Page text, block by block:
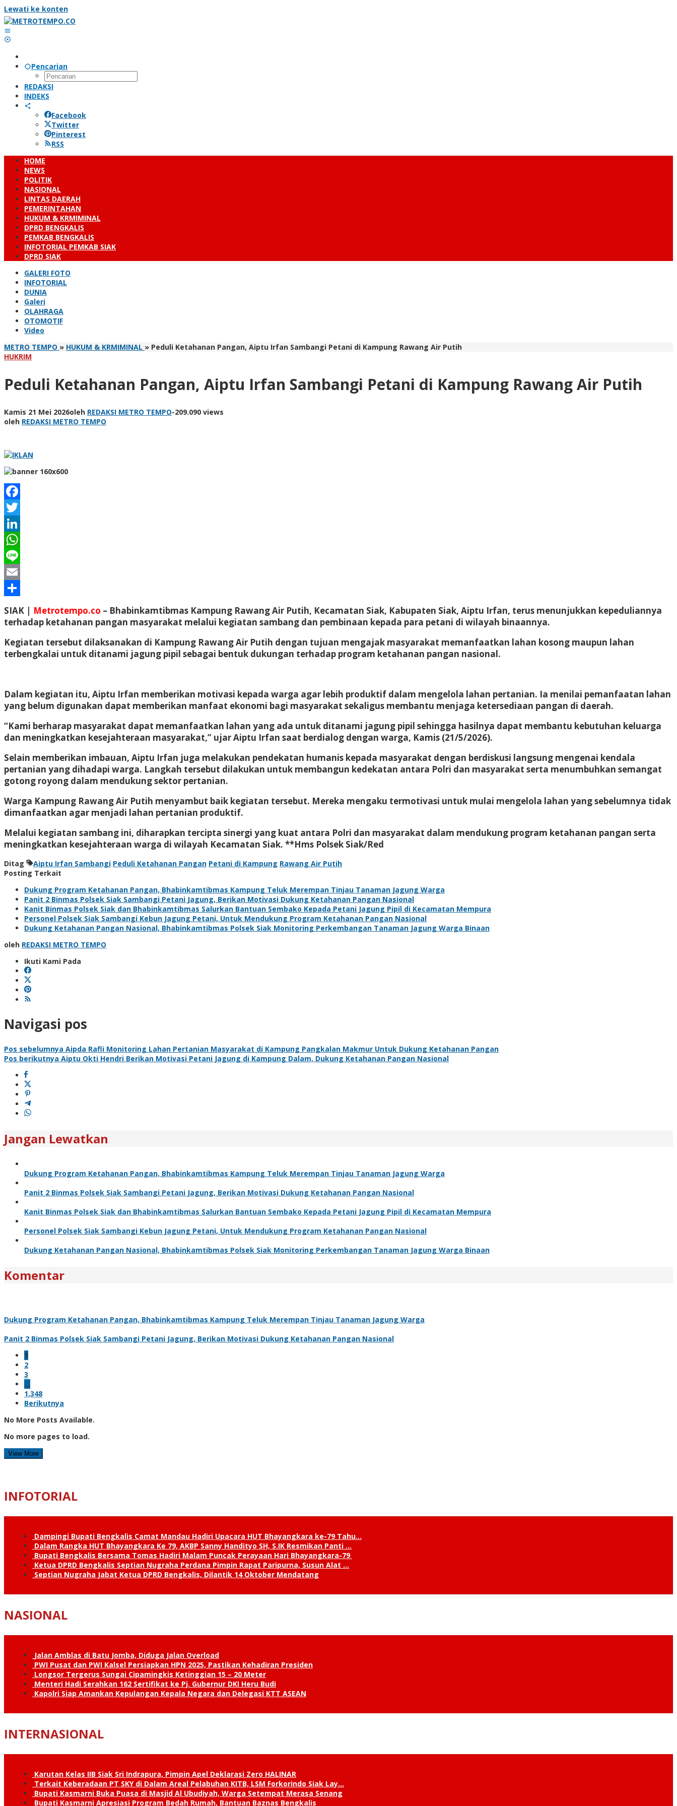
Lewati ke konten
Pencarian
REDAKSI
INDEKS
Facebook
Twitter
Pinterest
RSS
HOME
NEWS
POLITIK
NASIONAL
LINTAS DAERAH
PEMERINTAHAN
HUKUM & KRMIMINAL
DPRD BENGKALIS
PEMKAB BENGKALIS
INFOTORIAL PEMKAB SIAK
DPRD SIAK
GALERI FOTO
INFOTORIAL
DUNIA
Galeri
OLAHRAGA
OTOMOTIF
Video
METRO TEMPO » HUKUM & KRMIMINAL » Peduli Ketahanan Pangan, Aiptu Irfan Sambangi Petani di Kampung Rawang Air Putih
HUKRIM
Peduli Ketahanan Pangan, Aiptu Irfan Sambangi Petani di Kampung Rawang Air Putih
Kamis 21 Mei 2026oleh REDAKSI METRO TEMPO-209.090 views
oleh REDAKSI METRO TEMPO
Facebook
Twitter
LinkedIn
WhatsApp
Line
Email
Share
SIAK | Metrotempo.co – Bhabinkamtibmas Kampung Rawang Air Putih, Kecamatan Siak, Kabupaten Siak, Aiptu Irfan, terus menunjukkan kepeduliannya
terhadap ketahanan pangan masyarakat melalui kegiatan sambang dan pembinaan kepada para petani di wilayah binaannya.
Kegiatan tersebut dilaksanakan di Kampung Rawang Air Putih dengan tujuan mengajak masyarakat memanfaatkan lahan kosong maupun lahan
terbengkalai untuk ditanami jagung pipil sebagai bentuk dukungan terhadap program ketahanan pangan nasional.
Dalam kegiatan itu, Aiptu Irfan memberikan motivasi kepada warga agar lebih produktif dalam mengelola lahan pertanian. Ia menilai pemanfaatan lahan
yang belum digunakan dapat memberikan manfaat ekonomi bagi masyarakat sekaligus membantu menjaga ketersediaan pangan di daerah.
“Kami berharap masyarakat dapat memanfaatkan lahan yang ada untuk ditanami jagung pipil sehingga hasilnya dapat membantu kebutuhan keluarga
dan meningkatkan kesejahteraan masyarakat,” ujar Aiptu Irfan saat berdialog dengan warga, Kamis (21/5/2026).
Selain memberikan imbauan, Aiptu Irfan juga melakukan pendekatan humanis kepada masyarakat dengan berdiskusi langsung mengenai kendala
pertanian yang dihadapi warga. Langkah tersebut dilakukan untuk membangun kedekatan antara Polri dan masyarakat serta menumbuhkan semangat
gotong royong dalam mendukung sektor pertanian.
Warga Kampung Rawang Air Putih menyambut baik kegiatan tersebut. Mereka mengaku termotivasi untuk mulai mengelola lahan yang sebelumnya tidak
dimanfaatkan agar menjadi lahan pertanian produktif.
Melalui kegiatan sambang ini, diharapkan tercipta sinergi yang kuat antara Polri dan masyarakat dalam mendukung program ketahanan pangan serta
meningkatkan kesejahteraan warga di wilayah Kecamatan Siak. **Hms Polsek Siak/Red
Ditag Aiptu Irfan Sambangi Peduli Ketahanan Pangan Petani di Kampung Rawang Air Putih
Posting Terkait
Dukung Program Ketahanan Pangan, Bhabinkamtibmas Kampung Teluk Merempan Tinjau Tanaman Jagung Warga
Panit 2 Binmas Polsek Siak Sambangi Petani Jagung, Berikan Motivasi Dukung Ketahanan Pangan Nasional
Kanit Binmas Polsek Siak dan Bhabinkamtibmas Salurkan Bantuan Sembako Kepada Petani Jagung Pipil di Kecamatan Mempura
Personel Polsek Siak Sambangi Kebun Jagung Petani, Untuk Mendukung Program Ketahanan Pangan Nasional
Dukung Ketahanan Pangan Nasional, Bhabinkamtibmas Polsek Siak Monitoring Perkembangan Tanaman Jagung Warga Binaan
oleh REDAKSI METRO TEMPO
Ikuti Kami Pada
Navigasi pos
Pos sebelumnya Aipda Rafli Monitoring Lahan Pertanian Masyarakat di Kampung Pangkalan Makmur Untuk Dukung Ketahanan Pangan
Pos berikutnya Aiptu Okti Hendri Berikan Motivasi Petani Jagung di Kampung Dalam, Dukung Ketahanan Pangan Nasional
Jangan Lewatkan
Dukung Program Ketahanan Pangan, Bhabinkamtibmas Kampung Teluk Merempan Tinjau Tanaman Jagung Warga
Panit 2 Binmas Polsek Siak Sambangi Petani Jagung, Berikan Motivasi Dukung Ketahanan Pangan Nasional
Kanit Binmas Polsek Siak dan Bhabinkamtibmas Salurkan Bantuan Sembako Kepada Petani Jagung Pipil di Kecamatan Mempura
Personel Polsek Siak Sambangi Kebun Jagung Petani, Untuk Mendukung Program Ketahanan Pangan Nasional
Dukung Ketahanan Pangan Nasional, Bhabinkamtibmas Polsek Siak Monitoring Perkembangan Tanaman Jagung Warga Binaan
Komentar
Dukung Program Ketahanan Pangan, Bhabinkamtibmas Kampung Teluk Merempan Tinjau Tanaman Jagung Warga
Panit 2 Binmas Polsek Siak Sambangi Petani Jagung, Berikan Motivasi Dukung Ketahanan Pangan Nasional
1
2
3
…
1,348
Berikutnya
No More Posts Available.
No more pages to load.
View More
INFOTORIAL
Dampingi Bupati Bengkalis Camat Mandau Hadiri Upacara HUT Bhayangkara ke-79 Tahu…
Dalam Rangka HUT Bhayangkara Ke 79, AKBP Sanny Handityo SH, S.IK Resmikan Panti …
Bupati Bengkalis Bersama Tomas Hadiri Malam Puncak Perayaan Hari Bhayangkara-79
Ketua DPRD Bengkalis Septian Nugraha Perdana Pimpin Rapat Paripurna, Susun Alat …
Septian Nugraha Jabat Ketua DPRD Bengkalis, Dilantik 14 Oktober Mendatang
NASIONAL
Jalan Amblas di Batu Jomba, Diduga Jalan Overload
PWI Pusat dan PWI Kalsel Persiapkan HPN 2025, Pastikan Kehadiran Presiden
Longsor Tergerus Sungai Cipamingkis Ketinggian 15 – 20 Meter
Menteri Hadi Serahkan 162 Sertifikat ke Pj. Gubernur DKI Heru Budi
Kapolri Siap Amankan Kepulangan Kepala Negara dan Delegasi KTT ASEAN
INTERNASIONAL
Karutan Kelas IIB Siak Sri Indrapura, Pimpin Apel Deklarasi Zero HALINAR
Terkait Keberadaan PT SKY di Dalam Areal Pelabuhan KITB, LSM Forkorindo Siak Lay…
Bupati Kasmarni Buka Puasa di Masjid Al Ubudiyah, Warga Setempat Merasa Senang
Bupati Kasmarni Apresiasi Program Bedah Rumah, Bantuan Baznas Bengkalis